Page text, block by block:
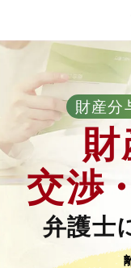
財産分
交渉
弁護士